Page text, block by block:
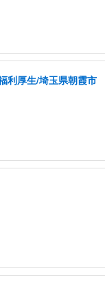
利厚生/埼玉県朝霞市